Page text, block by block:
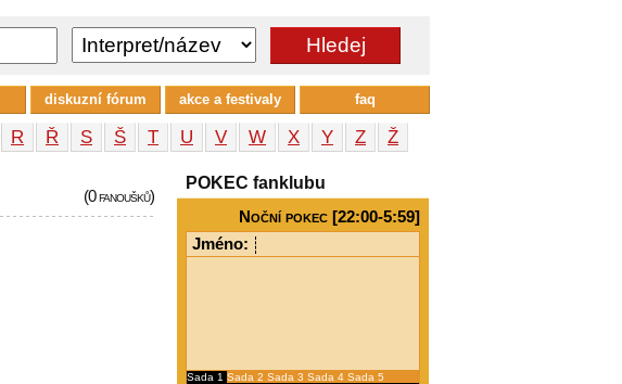
R Ř S Š T U V W X Y Z
Ž
(0 fanoušků)
POKEC fanklubu
Noční pokec [22:00-5:59]
Jméno:
Sada 1 Sada 2 Sada 3 Sada 4 Sada 5
diskuzní fórum akce a festivaly faq